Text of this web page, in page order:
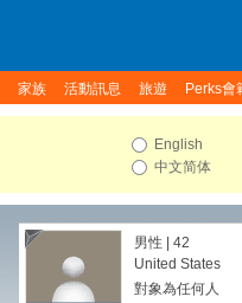
家族 活動訊息 旅遊 Perks會
English
中文简体
男性 | 42
United States
對象為任何人